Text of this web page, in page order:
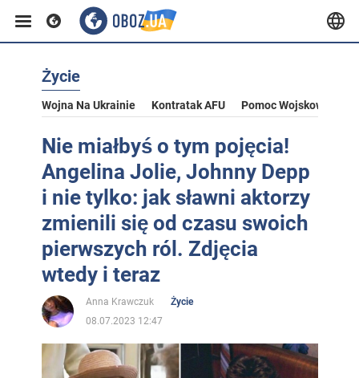
Życie
Wojna Na Ukrainie Kontratak AFU Pomoc Wojskowa Dla
Nie miałbyś o tym pojęcia!
Angelina Jolie, Johnny Depp
i nie tylko: jak sławni aktorzy
zmienili się od czasu swoich
pierwszych ról. Zdjęcia
wtedy i teraz
Anna Krawczuk
Życie
08.07.2023 12:47